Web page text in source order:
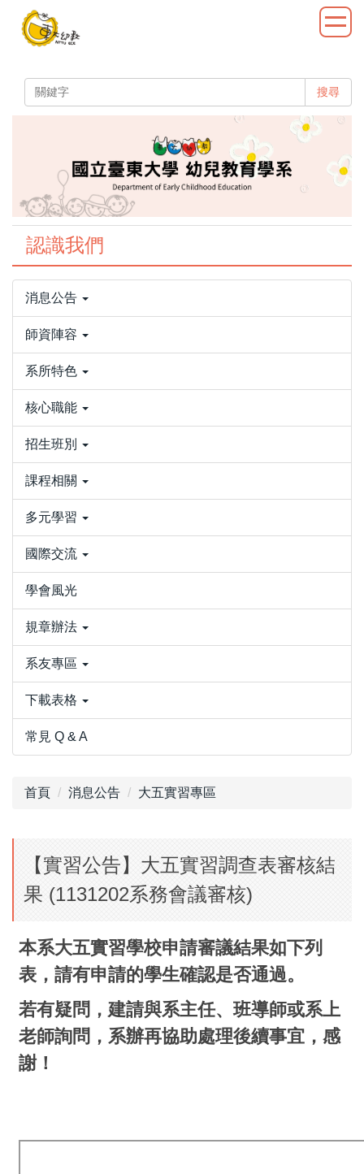
搜尋
認識我們
消息公告
師資陣容
系所特色
核心職能
招生班別
課程相關
多元學習
國際交流
學會風光
規章辦法
系友專區
下載表格
常見 Q & A
首頁 消息公告 大五實習專區
【實習公告】大五實習調查表審核結
果 (1131202系務會議審核)
本系大五實習學校申請審議結果如下列
表，請有申請的學生確認是否通過。
若有疑問，建請與系主任、班導師或系上
老師詢問，系辦再協助處理後續事宜，感
謝！